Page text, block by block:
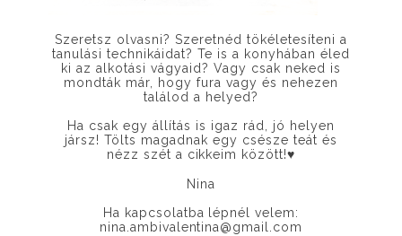
Szeretsz olvasni? Szeretnéd tökéletesíteni a
tanulási technikáidat? Te is a konyhában éled
ki az alkotási vágyaid? Vagy csak neked is
mondták már, hogy fura vagy és nehezen
találod a helyed?
Ha csak egy állítás is igaz rád, jó helyen
jársz! Tölts magadnak egy csésze teát és
nézz szét a cikkeim között!♥
Nina
Ha kapcsolatba lépnél velem:
nina.ambivalentina@gmail.com